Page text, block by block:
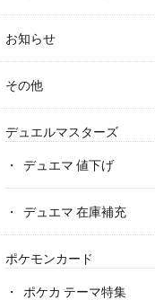
お知らせ
その他
デュエルマスターズ
デュエマ 値下げ
デュエマ 在庫補充
ポケモンカード
ポケカ テーマ特集